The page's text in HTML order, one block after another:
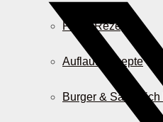
Pasta Rezepte
Auflauf Rezepte
Burger &